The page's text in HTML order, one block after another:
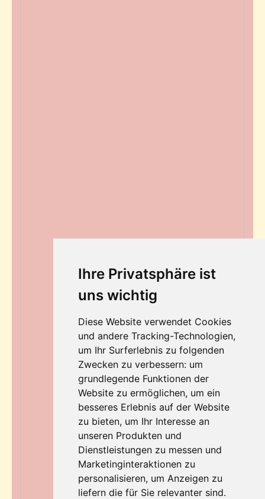
Ihre Privatsphäre ist
uns wichtig
Diese Website verwendet Cookies
und andere Tracking-Technologien,
um Ihr Surferlebnis zu folgenden
Zwecken zu verbessern: um
grundlegende Funktionen der
Website zu ermöglichen, um ein
besseres Erlebnis auf der Website
zu bieten, um Ihr Interesse an
unseren Produkten und
Dienstleistungen zu messen und
Marketinginteraktionen zu
personalisieren, um Anzeigen zu
liefern die für Sie relevanter sind.